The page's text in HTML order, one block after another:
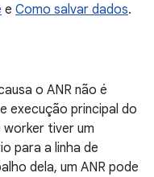
e Como salvar dados.
o ANR não é
execução principal do
worker tiver um
para a linha de
dela, um ANR pode